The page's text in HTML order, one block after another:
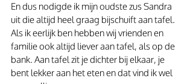
En dus nodigde ik mijn oudste zus Sandra
uit die altijd heel graag bijschuift aan tafel.
Als ik eerlijk ben hebben wij vrienden en
familie ook altijd liever aan tafel, als op de
bank. Aan tafel zit je dichter bij elkaar, je
bent lekker aan het eten en dat vind ik wel